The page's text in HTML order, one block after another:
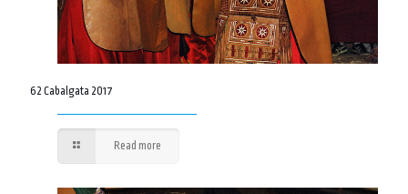
62 Cabalgata 2017
Read more